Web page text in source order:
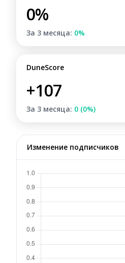
0%
За 3 месяца: 0%
DuneScore
+107
За 3 месяца: 0 (0%)
Изменение подписчиков